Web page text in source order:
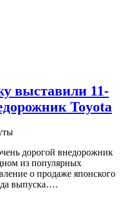
выставили 11-
Toyota
дорогой внедорожник
из популярных
о продаже японского
выпуска….